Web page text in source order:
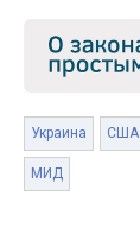
Украина США
МИД